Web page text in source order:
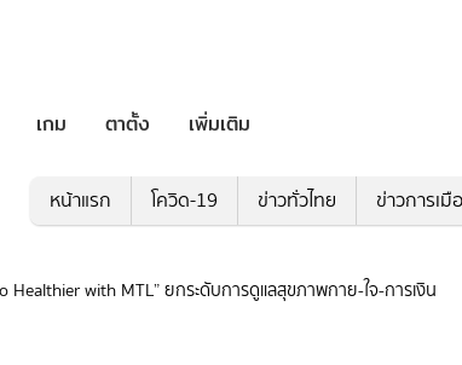
เกม ตาตั้ง เพิ่มเติม
หน้าแรก โควิด-19 ข่าวทั่วไทย ข่าวการเมื
Healthier with MTL” ยกระดับการดูแลสุขภาพกาย-ใจ-การเงิน